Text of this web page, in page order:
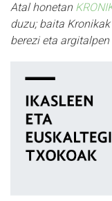
Atal honetan
duzu; baita
berezi eta argitalpen